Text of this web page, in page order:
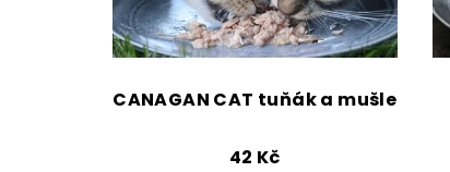
CANAGAN CAT tuňák a mušle
42 Kč